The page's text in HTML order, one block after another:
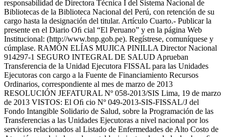
responsabilidad de Directora Técnica I del Sistema Nacional de
Bibliotecas de la Biblioteca Nacional del Perú, con retención de su
cargo hasta la designación del titular. Artículo Cuarto.- Publicar la
presente en el Diario Oﬁ cial “El Peruano” y en la página Web
Institucional: (http://www.bnp.gob.pe). Regístrese, comuníquese y
cúmplase. RAMÓN ELÍAS MUJICA PINILLA Director Nacional
914297-1 SEGURO INTEGRAL DE SALUD Aprueban
Transferencia de la Unidad Ejecutora FISSAL para las Unidades
Ejecutoras con cargo a la Fuente de Financiamiento Recursos
Ordinarios, correspondiente al mes de marzo de 2013
RESOLUCIÓN JEFATURAL Nº 058-2013/SIS Lima, 19 de marzo
de 2013 VISTOS: El Oﬁ cio Nº 049-2013-SIS-FISSAL/J del
Fondo Intangible Solidario de Salud, sobre la Programación de las
Transferencias a las Unidades Ejecutoras a nivel nacional por los
servicios relacionados al Listado de Enfermedades de Alto Costo de